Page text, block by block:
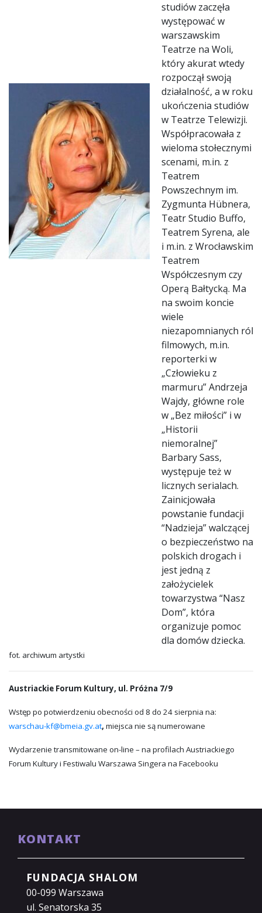
studiów zaczęła
występować w
warszawskim
Teatrze na Woli,
który akurat wtedy
rozpoczął swoją
działalność, a w roku
ukończenia studiów
w Teatrze Telewizji.
Współpracowała z
wieloma stołecznymi
scenami, m.in. z
Teatrem
Powszechnym im.
Zygmunta Hübnera,
Teatr Studio Buffo,
Teatrem Syrena, ale
i m.in. z Wrocławskim
Teatrem
Współczesnym czy
Operą Bałtycką. Ma
na swoim koncie
wiele
niezapomnianych ról
filmowych, m.in.
reporterki w
„Człowieku z
marmuru” Andrzeja
Wajdy, główne role
w „Bez miłości” i w
„Historii
niemoralnej”
Barbary Sass,
występuje też w
licznych serialach.
Zainicjowała
powstanie fundacji
“Nadzieja” walczącej
o bezpieczeństwo na
polskich drogach i
jest jedną z
założycielek
towarzystwa “Nasz
Dom”, która
organizuje pomoc
dla domów dziecka.
fot. archiwum artystki
Austriackie Forum Kultury, ul. Próżna 7/9
Wstęp po potwierdzeniu obecności od 8 do 24 sierpnia na:
warschau-kf@bmeia.gv.at, miejsca nie są numerowane
Wydarzenie transmitowane on-line – na profilach Austriackiego
Forum Kultury i Festiwalu Warszawa Singera na Facebooku
KONTAKT
FUNDACJA SHALOM
00-099 Warszawa
ul. Senatorska 35